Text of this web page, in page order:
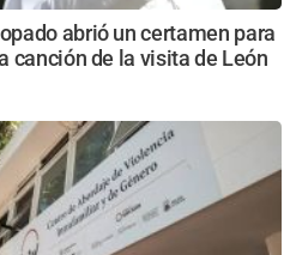
abrió un certamen para
canción de la visita de León